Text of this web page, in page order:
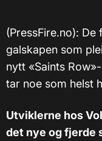
(PressFire.no):
galskapen som
nytt «Saints
tar noe som helst
Utviklerne hos
det nye og fjerde